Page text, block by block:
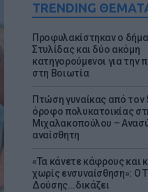
TRENDING
Προφυλακίστηκαν ο
Στυλίδας και δύο ακόμη
κατηγορούμενοι για την
στη Βοιωτία
Πτώση γυναίκας από τον
όροφο πολυκατοικίας
Μιχαλακοπούλου –
αναίσθητη
«Τα κάνετε κάφρους και
χωρίς ενσυναίσθηση»: Ο
Δούσης...δικάζει